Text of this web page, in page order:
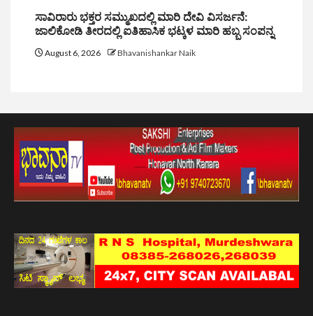
ಸಾವಿರಾರು ಭಕ್ತರ ಸಮ್ಮುಖದಲ್ಲಿ ಮಾರಿ ದೇವಿ ವಿಸರ್ಜನೆ:
ಜಾಲಿಕೋಡಿ ತೀರದಲ್ಲಿ ಐತಿಹಾಸಿಕ ಭಟ್ಕಳ ಮಾರಿ ಹಬ್ಬ ಸಂಪನ್ನ
August 6, 2026 Bhavanishankar Naik